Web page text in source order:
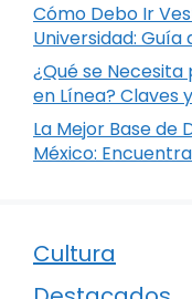
Cómo Debo Ir
Universidad: Guía
¿Qué se Necesita
en Línea? Claves
La Mejor Base de
México:
Cultura